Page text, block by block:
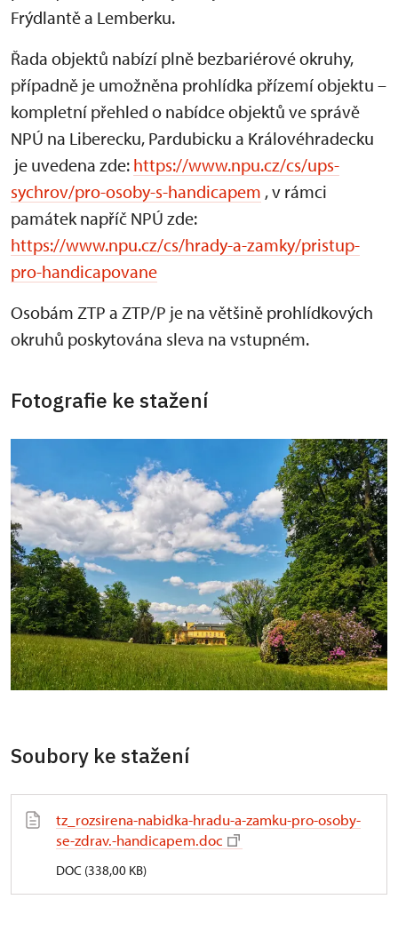
Frýdlantě a Lemberku.
Řada objektů nabízí plně bezbariérové okruhy,
případně je umožněna prohlídka přízemí objektu –
kompletní přehled o nabídce objektů ve správě
NPÚ na Liberecku, Pardubicku a Královéhradecku
je uvedena zde: https://www.npu.cz/cs/ups-
sychrov/pro-osoby-s-handicapem , v rámci
památek napříč NPÚ zde:
https://www.npu.cz/cs/hrady-a-zamky/pristup-
pro-handicapovane
Osobám ZTP a ZTP/P je na většině prohlídkových
okruhů poskytována sleva na vstupném.
Fotografie ke stažení
Soubory ke stažení
tz_rozsirena-nabidka-hradu-a-zamku-pro-osoby-
se-zdrav.-handicapem.doc
DOC (338,00 KB)